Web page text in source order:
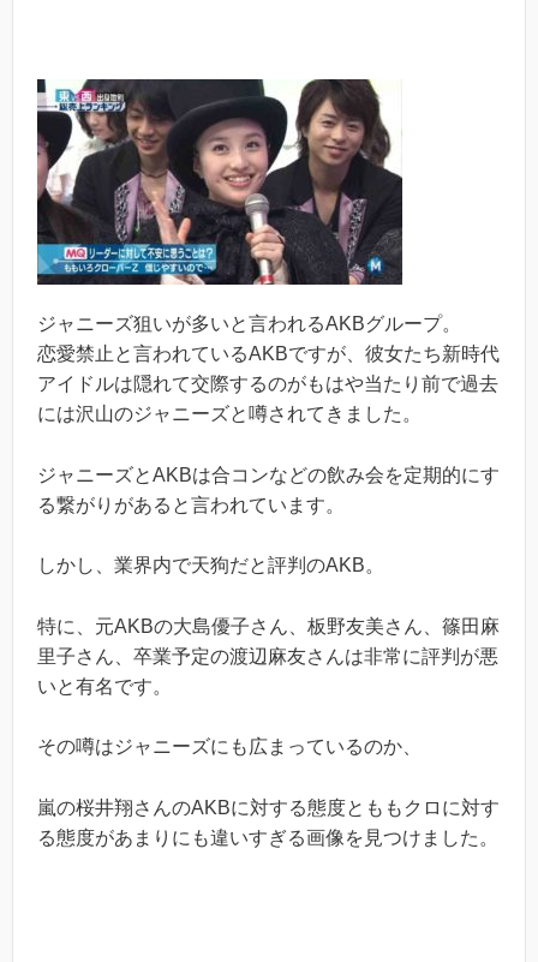
ジャニーズ狙いが多いと言われるAKBグループ。
恋愛禁止と言われているAKBですが、彼女たち新時代
アイドルは隠れて交際するのがもはや当たり前で過去
には沢山のジャニーズと噂されてきました。
ジャニーズとAKBは合コンなどの飲み会を定期的にす
る繋がりがあると言われています。
しかし、業界内で天狗だと評判のAKB。
特に、元AKBの大島優子さん、板野友美さん、篠田麻
里子さん、卒業予定の渡辺麻友さんは非常に評判が悪
いと有名です。
その噂はジャニーズにも広まっているのか、
嵐の桜井翔さんのAKBに対する態度とももクロに対す
る態度があまりにも違いすぎる画像を見つけました。